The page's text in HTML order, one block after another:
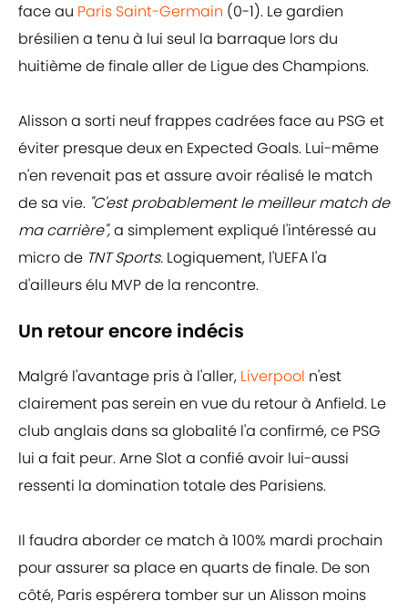
face au Paris Saint-Germain (0-1). Le gardien
brésilien a tenu à lui seul la barraque lors du
huitième de finale aller de Ligue des Champions.
Alisson a sorti neuf frappes cadrées face au PSG et
éviter presque deux en Expected Goals. Lui-même
n'en revenait pas et assure avoir réalisé le match
de sa vie. "C'est probablement le meilleur match de
ma carrière",a simplement expliqué l'intéressé au
micro de TNT Sports. Logiquement, l'UEFA l'a
d'ailleurs élu MVP de la rencontre.
Un retour encore indécis
Malgré l'avantage pris à l'aller, Liverpool n'est
clairement pas serein en vue du retour à Anfield. Le
club anglais dans sa globalité l'a confirmé, ce PSG
lui a fait peur. Arne Slot a confié avoir lui-aussi
ressenti la domination totale des Parisiens.
Il faudra aborder ce match à 100% mardi prochain
pour assurer sa place en quarts de finale. De son
côté, Paris espérera tomber sur un Alisson moins